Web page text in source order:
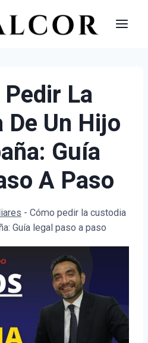
La
Un Hijo
Guía
A Paso
- Cómo pedir la custodia
Guía legal paso a paso